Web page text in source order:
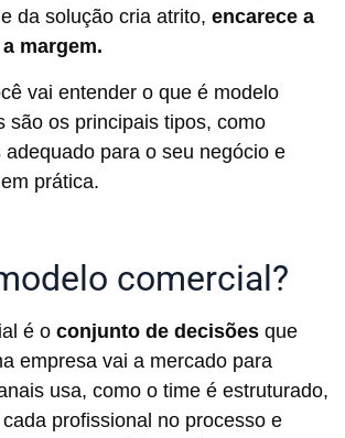
da solução cria atrito, encarece a
margem.
vai entender o que é modelo
são os principais tipos, como
para o seu negócio e
prática.
comercial?
é o conjunto de decisões que
empresa vai a mercado para
usa, como o time é estruturado,
profissional no processo e